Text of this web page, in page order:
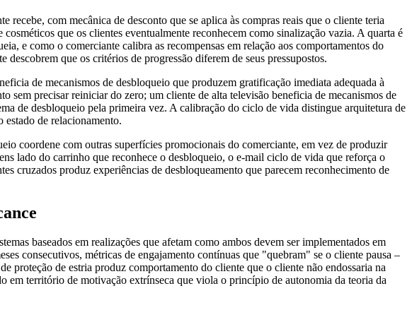
com mecânica de desconto que se aplica às compras reais que o cliente teria
que os clientes eventualmente reconhecem como sinalização vazia. A quarta é
e como o comerciante calibra as recompensas em relação aos comportamentos do
que os critérios de progressão diferem de seus pressupostos.
de mecanismos de desbloqueio que produzem gratificação imediata adequada à
sem precisar reiniciar do zero; um cliente de alta televisão beneficia de mecanismos de
de desbloqueio pela primeira vez. A calibração do ciclo de vida distingue arquitetura de
estado de relacionamento.
coordene com outras superfícies promocionais do comerciante, em vez de produzir
lado do carrinho que reconhece o desbloqueio, o e-mail ciclo de vida que reforça o
cruzados produz experiências de desbloqueamento que parecem reconhecimento de
baseados em realizações que afetam como ambos devem ser implementados em
consecutivos, métricas de engajamento contínuas que "quebram" se o cliente pausa –
proteção de estria produz comportamento do cliente que o cliente não endossaria na
em território de motivação extrínseca que viola o princípio de autonomia da teoria da